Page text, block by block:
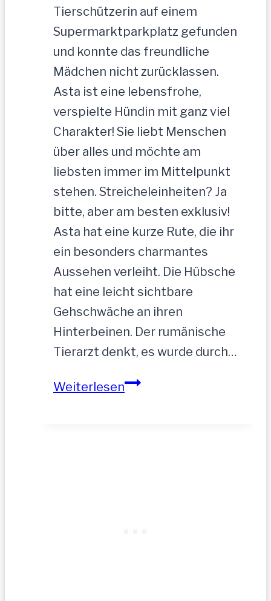
Tierschützerin auf einem
Supermarktparkplatz gefunden
und konnte das freundliche
Mädchen nicht zurücklassen.
Asta ist eine lebensfrohe,
verspielte Hündin mit ganz viel
Charakter! Sie liebt Menschen
über alles und möchte am
liebsten immer im Mittelpunkt
stehen. Streicheleinheiten? Ja
bitte, aber am besten exklusiv!
Asta hat eine kurze Rute, die ihr
ein besonders charmantes
Aussehen verleiht. Die Hübsche
hat eine leicht sichtbare
Gehschwäche an ihren
Hinterbeinen. Der rumänische
Tierarzt denkt, es wurde durch…
WeiterlesenASTA